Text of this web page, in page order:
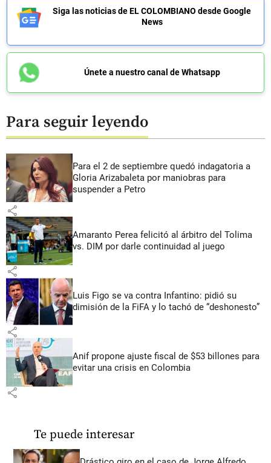
Siga las noticias de EL COLOMBIANO desde Google
News
Únete a nuestro canal de Whatsapp
Para seguir leyendo
Para el 2 de septiembre quedó indagatoria a
Gloria Arizabaleta por maniobras para
suspender a Petro
share
Amaranto Perea felicitó al árbitro del Tolima
vs. DIM por darle continuidad al juego
share
Luis Figo se va contra Infantino: pidió su
dimisión de la FiFA y lo tachó de “deshonesto”
share
Anif propone ajuste fiscal de $53 billones para
evitar una crisis en Colombia
share
Te puede interesar